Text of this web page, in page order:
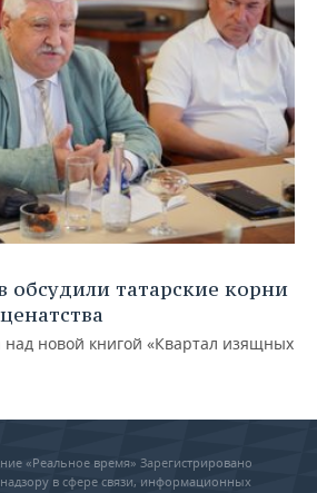
татарские корни
новой книгой «Квартал изящных
«Реальное время» Зарегистрировано
в сфере связи, информационных